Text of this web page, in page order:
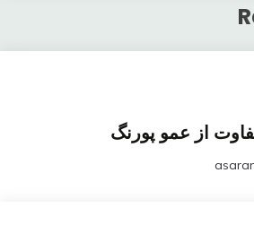
از عمو پورنگ